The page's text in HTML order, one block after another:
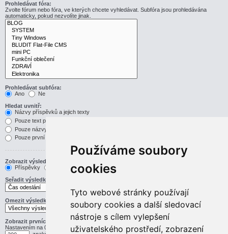
Používáme soubory
cookies
Tyto webové stránky používají
soubory cookies a další sledovací
nástroje s cílem vylepšení
uživatelského prostředí, zobrazení
Prohledávat fóra:
Zvolte fórum nebo fóra, ve kterých chcete vyhledávat. Subfóra jsou prohledávána
automaticky, pokud nezvolíte jinak.
Prohledávat subfóra:
Ano
Ne
Hledat uvnitř:
Názvy příspěvků a jejich texty
Pouze text příspěvku
Pouze názvy příspěvků
Pouze první příspěvek v tématu
Zobrazit výsledek jako:
Příspěvky
Témata
Seřadit výsledky podle:
Omezit výsledky na předchozí:
Zobrazit prvních:
Nastavením na 0 zobrazíte celý příspěvek.